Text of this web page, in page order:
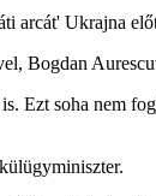
arcát' Ukrajna
Bogdan
Ezt soha nem